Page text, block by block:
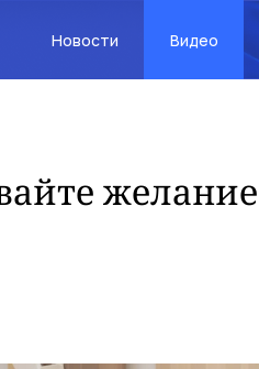
Новости Видео